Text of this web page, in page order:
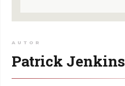
AUTOR
Patrick Jenkins